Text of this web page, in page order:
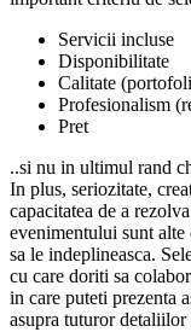
Servicii incluse
Disponibilitate
Calitate
Profesionalism
Pret
..si nu in ultimul rand
In plus, seriozitate,
capacitatea de a
evenimentului sunt
sa le indeplineasca.
cu care doriti sa
in care puteti prezenta
asupra tuturor